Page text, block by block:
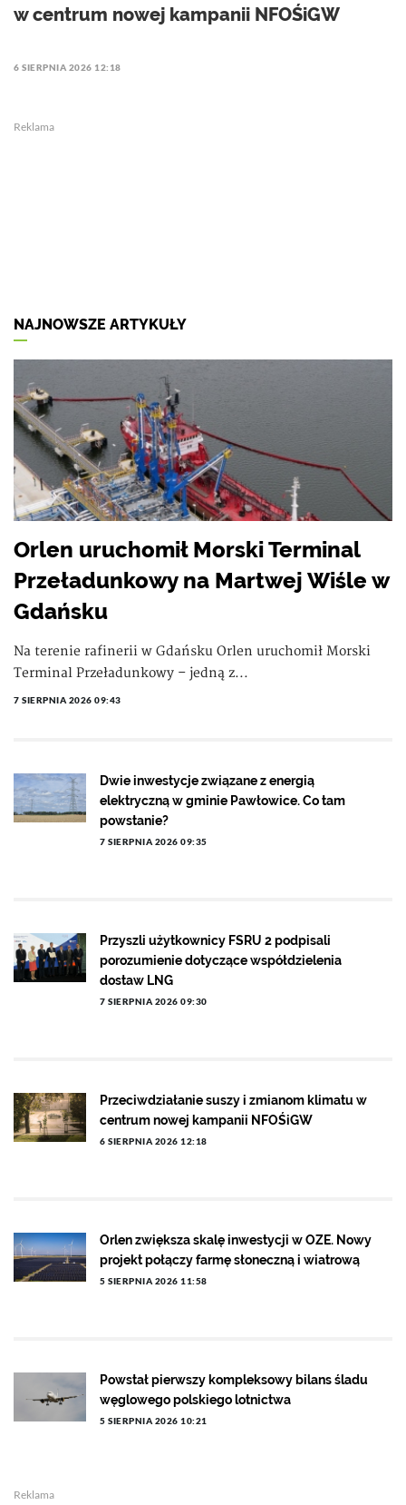
w centrum nowej kampanii NFOŚiGW
6 SIERPNIA 2026 12:18
Reklama
NAJNOWSZE ARTYKUŁY
Orlen uruchomił Morski Terminal
Przeładunkowy na Martwej Wiśle w
Gdańsku
Na terenie rafinerii w Gdańsku Orlen uruchomił Morski
Terminal Przeładunkowy – jedną z...
7 SIERPNIA 2026 09:43
Dwie inwestycje związane z energią
elektryczną w gminie Pawłowice. Co tam
powstanie?
7 SIERPNIA 2026 09:35
Przyszli użytkownicy FSRU 2 podpisali
porozumienie dotyczące współdzielenia
dostaw LNG
7 SIERPNIA 2026 09:30
Przeciwdziałanie suszy i zmianom klimatu w
centrum nowej kampanii NFOŚiGW
6 SIERPNIA 2026 12:18
Orlen zwiększa skalę inwestycji w OZE. Nowy
projekt połączy farmę słoneczną i wiatrową
5 SIERPNIA 2026 11:58
Powstał pierwszy kompleksowy bilans śladu
węglowego polskiego lotnictwa
5 SIERPNIA 2026 10:21
Reklama